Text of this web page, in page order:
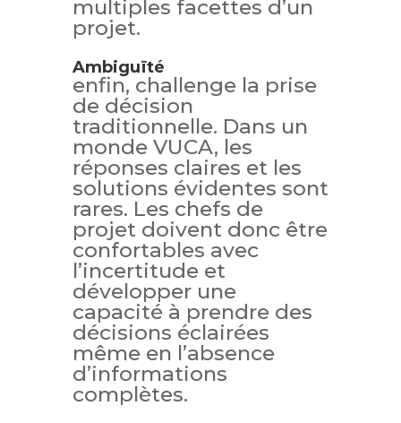
multiples facettes d’un
projet.
Ambiguïté
enfin, challenge la prise
de décision
traditionnelle. Dans un
monde VUCA, les
réponses claires et les
solutions évidentes sont
rares. Les chefs de
projet doivent donc être
confortables avec
l’incertitude et
développer une
capacité à prendre des
décisions éclairées
même en l’absence
d’informations
complètes.